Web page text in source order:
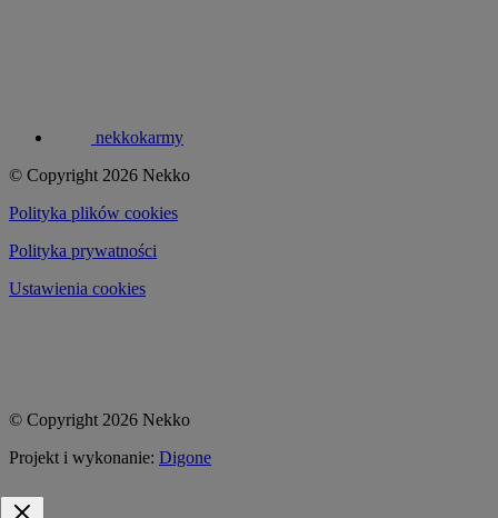
nekkokarmy
© Copyright 2026 Nekko
Polityka plików cookies
Polityka prywatności
Ustawienia cookies
© Copyright 2026 Nekko
Projekt i wykonanie: Digone